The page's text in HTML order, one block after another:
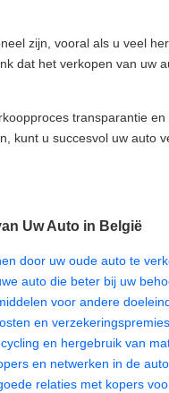
zijn, vooral als u veel
dat het verkopen van uw
transparantie
kunt u succesvol uw auto
Uw Auto in België
door uw oude auto te
auto die beter bij uw
voor andere
en
en hergebruik van
en netwerken in de
relaties met kopers